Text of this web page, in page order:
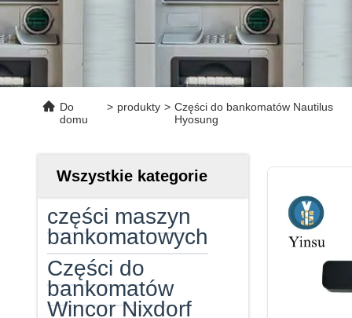
Do
domu
> produkty > Części do bankomatów Nautilus
Hyosung
Wszystkie kategorie
części maszyn
bankomatowych
Części do
bankomatów
Wincor Nixdorf